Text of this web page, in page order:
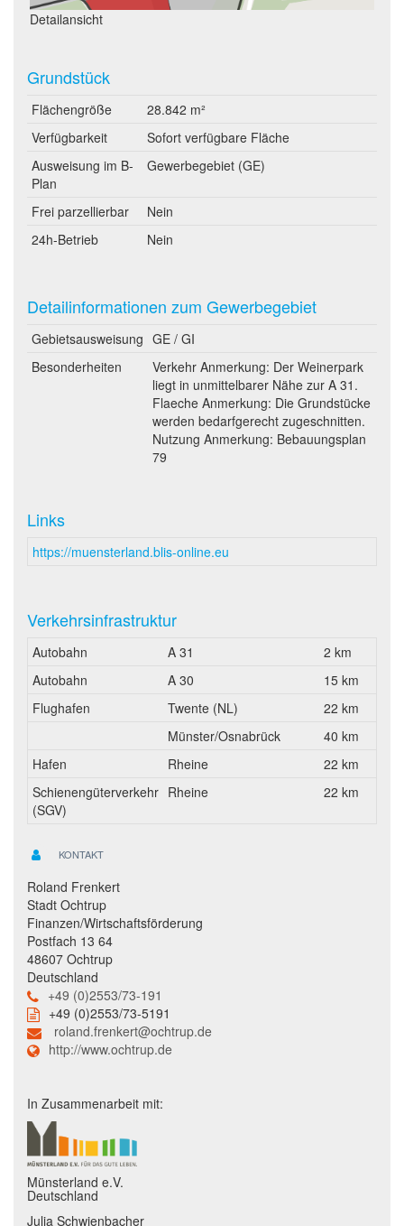
Detailansicht
Grundstück
Flächengröße
28.842 m²
Verfügbarkeit
Sofort verfügbare Fläche
Ausweisung im B-
Plan
Gewerbegebiet (GE)
Frei parzellierbar
Nein
24h-Betrieb
Nein
Detailinformationen zum Gewerbegebiet
Gebietsausweisung GE / GI
Besonderheiten
Verkehr Anmerkung: Der Weinerpark
liegt in unmittelbarer Nähe zur A 31.
Flaeche Anmerkung: Die Grundstücke
werden bedarfgerecht zugeschnitten.
Nutzung Anmerkung: Bebauungsplan
79
Links
https://muensterland.blis-online.eu
Verkehrsinfrastruktur
Autobahn A 31
2 km
Autobahn
A 30
15 km
Flughafen
Twente (NL)
22 km
Münster/Osnabrück
40 km
Hafen
Rheine
22 km
Schienengüterverkehr
(SGV)
Rheine 22 km
KONTAKT
Roland Frenkert
Stadt Ochtrup
Finanzen/Wirtschaftsförderung
Postfach 13 64
48607 Ochtrup
Deutschland
+49 (0)2553/73-191
+49 (0)2553/73-5191
roland.frenkert@ochtrup.de
http://www.ochtrup.de
In Zusammenarbeit mit:
Münsterland e.V.
Deutschland
Julia Schwienbacher